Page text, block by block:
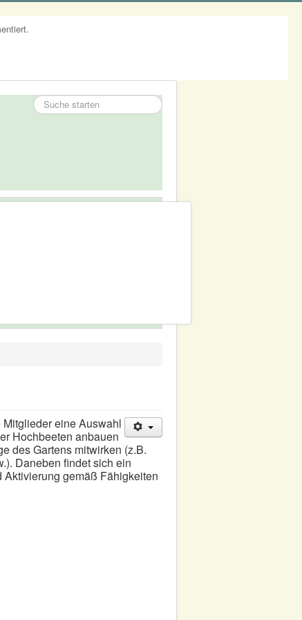
Suchen
...
eine Auswahl
Hochbeeten anbauen
des Gartens mitwirken (z.B.
Daneben findet sich ein
gemäß Fähigkeiten